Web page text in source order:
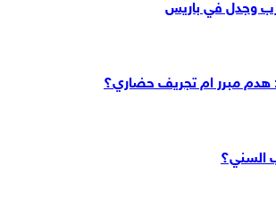
وجدل في باريس
هدم مبرر ام تجريف حضاري؟
السني؟